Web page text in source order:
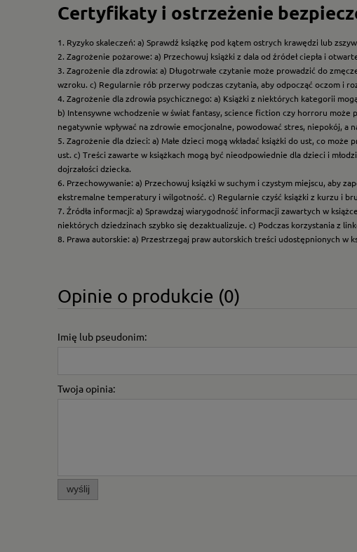
Certyfikaty i ostrzeżenie
1. Ryzyko skaleczeń: a) Sprawdź książkę pod kątem ostrych krawędzi lub
2. Zagrożenie pożarowe: a) Przechowuj książki z dala od źródeł ciepła i
3. Zagrożenie dla zdrowia: a) Długotrwałe czytanie może prowadzić do
wzroku. c) Regularnie rób przerwy podczas czytania, aby odpocząć oczom i
4. Zagrożenie dla zdrowia psychicznego: a) Książki z niektórych kategorii
b) Intensywne wchodzenie w świat fantasy, science fiction czy horroru
negatywnie wpływać na zdrowie emocjonalne, powodować stres, niepokój, a
5. Zagrożenie dla dzieci: a) Małe dzieci mogą wkładać książki do ust, co
ust. c) Treści zawarte w książkach mogą być nieodpowiednie dla dzieci i
dojrzałości dziecka.
6. Przechowywanie: a) Przechowuj książki w suchym i czystym miejscu, aby
ekstremalne temperatury i wilgotność. c) Regularnie czyść książki z kurzu i
7. Źródła informacji: a) Sprawdzaj wiarygodność informacji zawartych w
niektórych dziedzinach szybko się dezaktualizuje. c) Podczas korzystania z
8. Prawa autorskie: a) Przestrzegaj praw autorskich treści udostępnionych w
Opinie o produkcie (0)
Imię lub pseudonim:
Twoja opinia:
wyślij